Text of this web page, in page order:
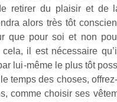
retirer du plaisir et de
alors très tôt
que pour soi et non
il est nécessaire
lui-même le plus tôt
temps des choses,
comme choisir ses
…